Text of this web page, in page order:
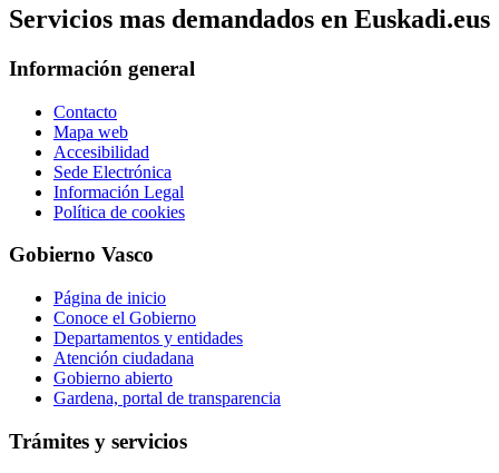
Servicios mas demandados en Euskadi.eus
Información general
Contacto
Mapa web
Accesibilidad
Sede Electrónica
Información Legal
Política de cookies
Gobierno Vasco
Página de inicio
Conoce el Gobierno
Departamentos y entidades
Atención ciudadana
Gobierno abierto
Gardena, portal de transparencia
Trámites y servicios